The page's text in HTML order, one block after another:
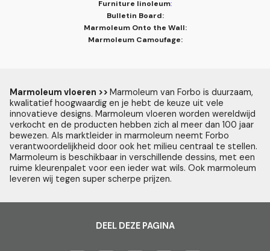
Furniture linoleum:
Bulletin Board:
Marmoleum Onto the Wall:
Marmoleum Camoufage:
Marmoleum vloeren >> Marmoleum van Forbo is duurzaam,
kwalitatief hoogwaardig en je hebt de keuze uit vele
innovatieve designs. Marmoleum vloeren worden wereldwijd
verkocht en de producten hebben zich al meer dan 100 jaar
bewezen. Als marktleider in marmoleum neemt Forbo
verantwoordelijkheid door ook het milieu centraal te stellen.
Marmoleum is beschikbaar in verschillende dessins, met een
ruime kleurenpalet voor een ieder wat wils. Ook marmoleum
leveren wij tegen super scherpe prijzen.
DEEL DEZE PAGINA